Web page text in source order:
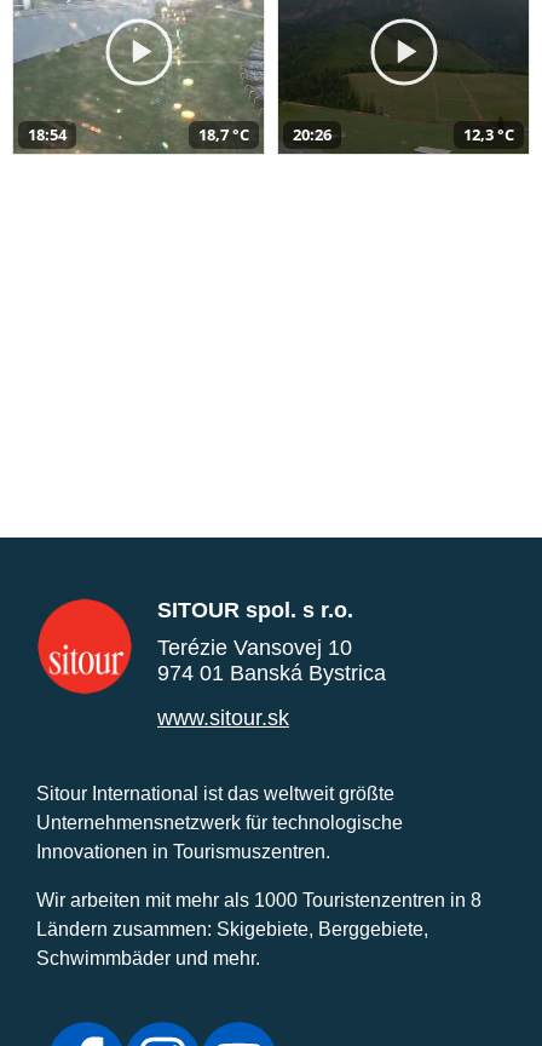
18:54 18,7 °C 20:26 12,3 °C
SITOUR spol. s r.o.
Terézie Vansovej 10
974 01 Banská Bystrica
www.sitour.sk
Sitour International ist das weltweit größte
Unternehmensnetzwerk für technologische
Innovationen in Tourismuszentren.
Wir arbeiten mit mehr als 1000 Touristenzentren in 8
Ländern zusammen: Skigebiete, Berggebiete,
Schwimmbäder und mehr.